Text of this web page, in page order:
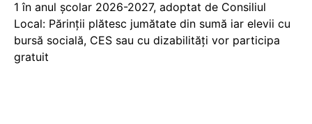
1 în anul școlar 2026-2027, adoptat de Consiliul
Local: Părinții plătesc jumătate din sumă iar elevii cu
bursă socială, CES sau cu dizabilităţi vor participa
gratuit